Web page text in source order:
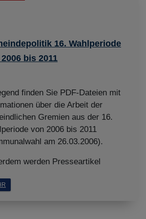
16. Wahlperiode
bis 2011
finden Sie PDF-Dateien mit
über die Arbeit der
Gremien aus der 16.
von 2006 bis 2011
am 26.03.2006).
werden Presseartikel